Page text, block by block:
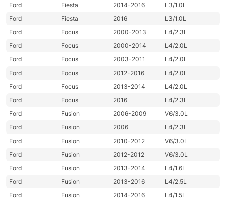
Ford
Fiesta 2014-2016
L3/1.0L
Ford
Fiesta 2016
L3/1.0L
Ford
Focus 2000-2013
L4/2.3L
Ford
Focus 2000-2014
L4/2.0L
Ford
Focus 2003-2011
L4/2.0L
Ford
Focus 2012-2016
L4/2.0L
Ford
Focus 2013-2014
L4/2.0L
Ford
Focus 2016
L4/2.3L
Ford
Fusion 2006-2009
V6/3.0L
Ford
Fusion 2006
L4/2.3L
Ford
Fusion 2010-2012
V6/3.0L
Ford
Fusion 2012-2012
V6/3.0L
Ford
Fusion 2013-2014
L4/1.6L
Ford
Fusion 2013-2016
L4/2.5L
Ford
Fusion 2014-2016 L4/1.5L